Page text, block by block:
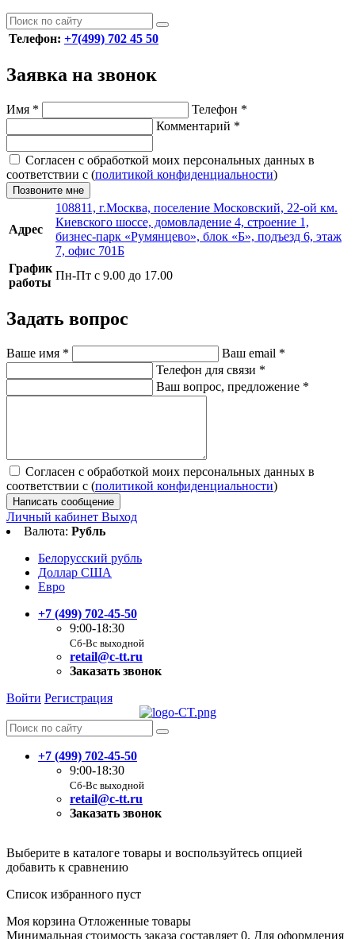
Телефон: +7(499) 702 45 50
Заявка на звонок
Имя * Телефон *
Комментарий *
Согласен с обработкой моих персональных данных в
соответствии с (политикой конфиденциальности)
Позвоните мне
Адрес
108811, г.Москва, поселение Московский, 22-ой км.
Киевского шоссе, домовладение 4, строение 1,
бизнес-парк «Румянцево», блок «Б», подъезд 6, этаж
7, офис 701Б
График
работы
Пн-Пт с 9.00 до 17.00
Задать вопрос
Ваше имя * Ваш email *
Телефон для связи *
Ваш вопрос, предложение *
Согласен с обработкой моих персональных данных в
соответствии с (политикой конфиденциальности)
Написать сообщение
Личный кабинет Выход
Валюта: Рубль
Белорусский рубль
Доллар США
Евро
+7 (499) 702-45-50
9:00-18:30
Сб-Вс выходной
retail@c-tt.ru
Заказать звонок
Войти Регистрация
+7 (499) 702-45-50
9:00-18:30
Сб-Вс выходной
retail@c-tt.ru
Заказать звонок
Выберите в каталоге товары и воспользуйтесь опцией
добавить к сравнению
Список избранного пуст
Моя корзина Отложенные товары
Минимальная стоимость заказа составляет 0. Для оформления